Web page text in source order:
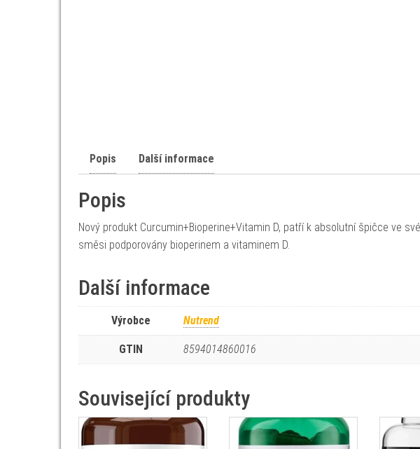
Popis Další informace
Popis
Nový produkt Curcumin+Bioperine+Vitamin D, patří k absolutní špičce ve
směsi podporovány bioperinem a vitaminem D.
Další informace
Výrobce Nutrend
GTIN 8594014860016
Související produkty